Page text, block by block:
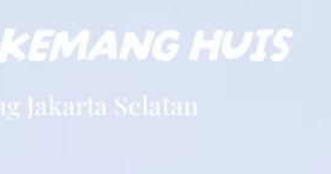
HUIS
Jakarta Selatan